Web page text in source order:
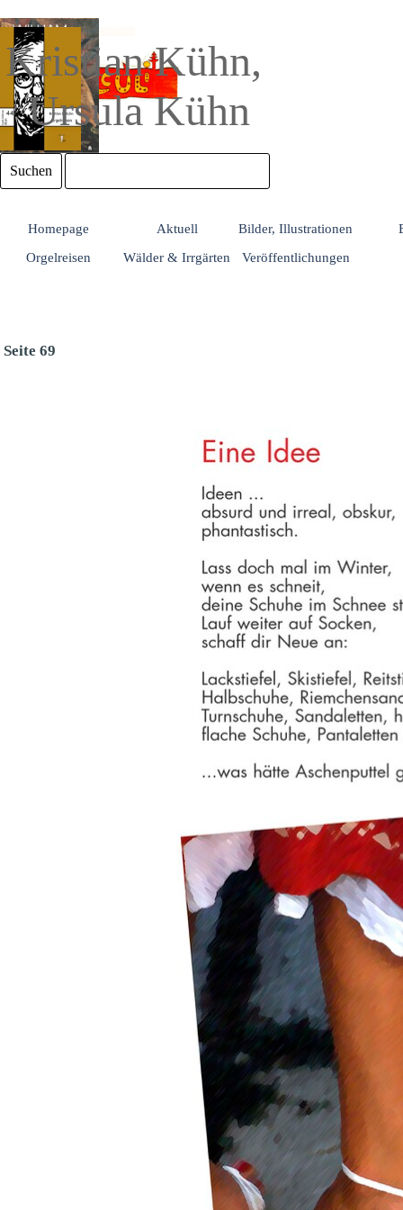
Kristian Kühn,
Ursula Kühn
Suchen
Homepage Aktuell Bilder, Illustrationen
Orgelreisen
Wälder & Irrgärten Veröffentlichungen
Seite 69